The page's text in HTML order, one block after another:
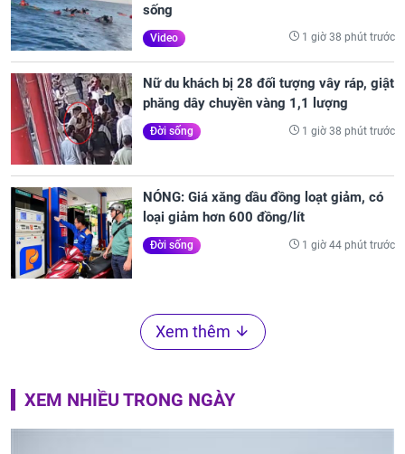
sống
Video 1 giờ 38 phút trước
Nữ du khách bị 28 đối tượng vây ráp, giật
phăng dây chuyền vàng 1,1 lượng
Đời sống 1 giờ 38 phút trước
NÓNG: Giá xăng dầu đồng loạt giảm, có
loại giảm hơn 600 đồng/lít
Đời sống 1 giờ 44 phút trước
Xem thêm
XEM NHIỀU TRONG NGÀY